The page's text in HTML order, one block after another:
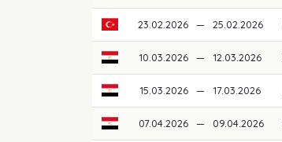
23.02.2026 — 25.02.2026
10.03.2026 — 12.03.2026
15.03.2026 — 17.03.2026
07.04.2026 — 09.04.2026